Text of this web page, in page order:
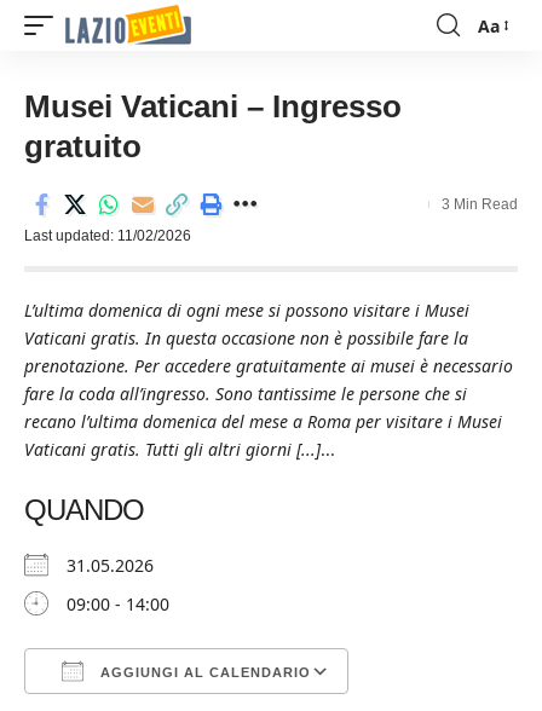
Font
Aa
Musei Vaticani – Ingresso
gratuito
Last updated: 11/02/2026
3 Min Read
L’ultima domenica di ogni mese si possono visitare i Musei
Vaticani gratis. In questa occasione non è possibile fare la
prenotazione. Per accedere gratuitamente ai musei è necessario
fare la coda all’ingresso. Sono tantissime le persone che si
recano l’ultima domenica del mese a Roma per visitare i Musei
Vaticani gratis. Tutti gli altri giorni [...]...
QUANDO
31.05.2026
09:00 - 14:00
AGGIUNGI AL CALENDARIO